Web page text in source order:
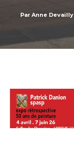
Par Anne Devailly